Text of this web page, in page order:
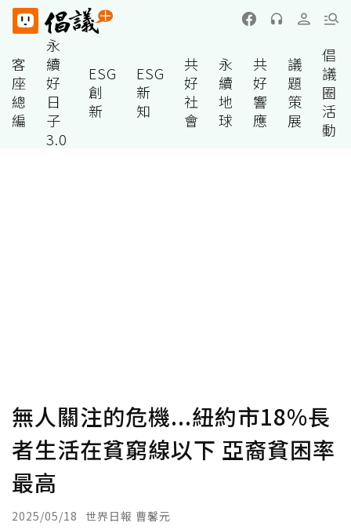
客
座
總
編
永
續
好
日
子
3.0
ESG
創
新
ESG
新
知
共
好
社
會
永
續
地
球
共
好
響
應
議
題
策
展
倡
議
圈
活
動
無人關注的危機...紐約市18%長
者生活在貧窮線以下 亞裔貧困率
最高
2025/05/18 世界日報 曹馨元